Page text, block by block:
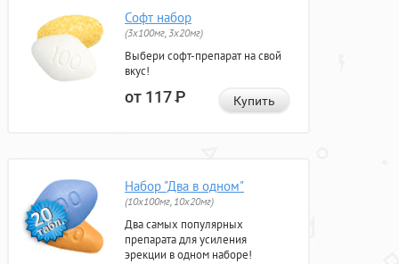
Софт набор
(3x100мг, 3x20мг)
Выбери софт-препарат на свой
вкус!
от 117Р Купить
Набор "Два в одном"
(10x100мг, 10x20мг)
Два самых популярных
препарата для усиления
эрекции в одном наборе!